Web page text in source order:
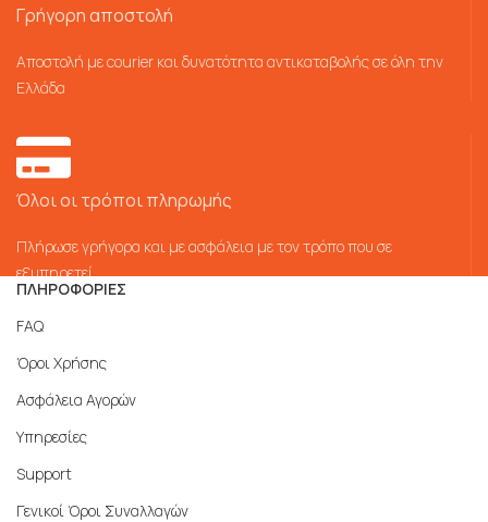
Γρήγορη αποστολή
Αποστολή με courier και δυνατότητα αντικαταβολής σε όλη την
Ελλάδα
Όλοι οι τρόποι πληρωμής
Πλήρωσε γρήγορα και με ασφάλεια με τον τρόπο που σε
εξυπηρετεί
ΠΛΗΡΟΦΟΡΙΕΣ
FAQ
Όροι Χρήσης
Ασφάλεια Αγορών
Υπηρεσίες
Support
Γενικοί Όροι Συναλλαγών